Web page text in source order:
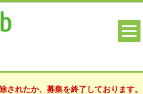
されたか、募集を終了しております。